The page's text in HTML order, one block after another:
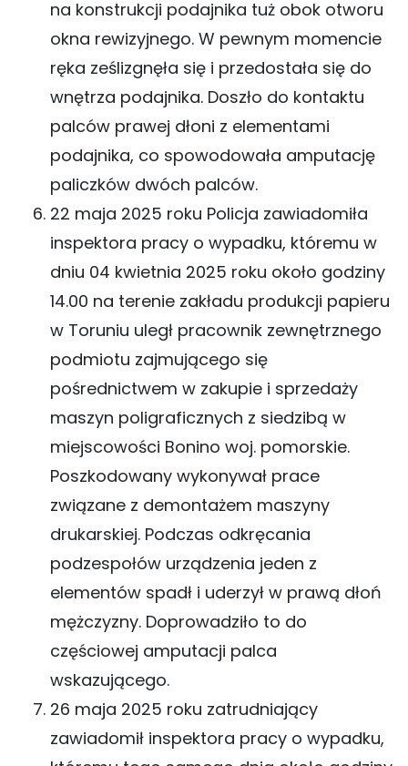
na konstrukcji podajnika tuż obok otworu
okna rewizyjnego. W pewnym momencie
ręka ześlizgnęła się i przedostała się do
wnętrza podajnika. Doszło do kontaktu
palców prawej dłoni z elementami
podajnika, co spowodowała amputację
paliczków dwóch palców.
22 maja 2025 roku Policja zawiadomiła
inspektora pracy o wypadku, któremu w
dniu 04 kwietnia 2025 roku około godziny
14.00 na terenie zakładu produkcji papieru
w Toruniu uległ pracownik zewnętrznego
podmiotu zajmującego się
pośrednictwem w zakupie i sprzedaży
maszyn poligraficznych z siedzibą w
miejscowości Bonino woj. pomorskie.
Poszkodowany wykonywał prace
związane z demontażem maszyny
drukarskiej. Podczas odkręcania
podzespołów urządzenia jeden z
elementów spadł i uderzył w prawą dłoń
mężczyzny. Doprowadziło to do
częściowej amputacji palca
wskazującego.
26 maja 2025 roku zatrudniający
zawiadomił inspektora pracy o wypadku,